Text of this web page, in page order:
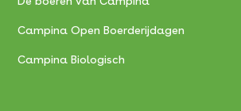
Campina Open Boerderijdagen
Campina Biologisch